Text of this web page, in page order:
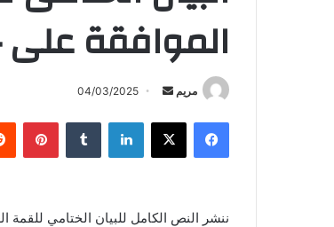
الموافقة
مريم
أرسل 04/03/2025
فيسبوك X لينكدإن
ننشر النص الكامل للبيان الختامي للقمة